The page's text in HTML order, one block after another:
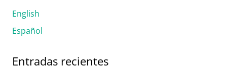
English
Español
Entradas recientes